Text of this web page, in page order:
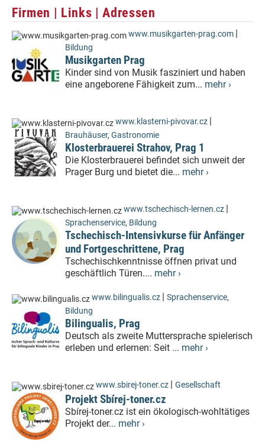
Firmen | Links | Adressen
www.musikgarten-prag.com |
Bildung
Musikgarten Prag
Kinder sind von Musik fasziniert und haben
eine angeborene Fähigkeit zum... mehr ›
www.klasterni-pivovar.cz |
Brauhäuser, Gastronomie
Klosterbrauerei Strahov, Prag 1
Die Klosterbrauerei befindet sich unweit der
Prager Burg und bietet die... mehr ›
www.tschechisch-lernen.cz |
Sprachenservice, Bildung
Tschechisch-Intensivkurse für Anfänger
und Fortgeschrittene, Prag
Tschechischkenntnisse öffnen privat und
geschäftlich Türen.... mehr ›
www.bilingualis.cz | Sprachenservice,
Bildung
Bilingualis, Prag
Deutsch als zweite Muttersprache spielerisch
erleben und erlernen: Seit ... mehr ›
www.sbirej-toner.cz | Gesellschaft
Projekt Sbírej-toner.cz
Sbírej-toner.cz ist ein ökologisch-wohltätiges
Projekt der... mehr ›